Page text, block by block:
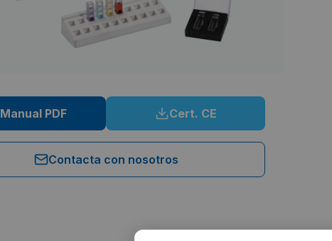
Manual PDF Cert. CE
Contacta con nosotros